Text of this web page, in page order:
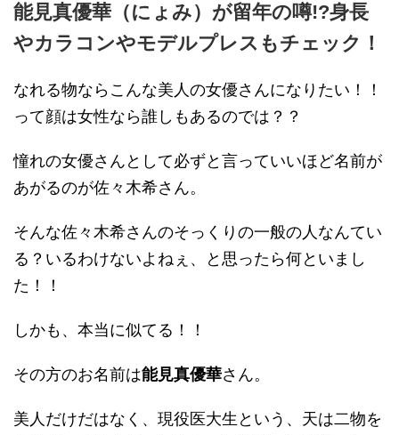
能見真優華（にょみ）が留年の噂!?身長
やカラコンやモデルプレスもチェック！
なれる物ならこんな美人の女優さんになりたい！！
って顔は女性なら誰しもあるのでは？？
憧れの女優さんとして必ずと言っていいほど名前が
あがるのが佐々木希さん。
そんな佐々木希さんのそっくりの一般の人なんてい
る？いるわけないよねぇ、と思ったら何といまし
た！！
しかも、本当に似てる！！
その方のお名前は能見真優華さん。
美人だけだはなく、現役医大生という、天は二物を